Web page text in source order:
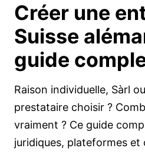
Créer une
Suisse
guide
Raison individuelle, Sàrl
prestataire choisir ?
vraiment ? Ce guide
juridiques, plateformes